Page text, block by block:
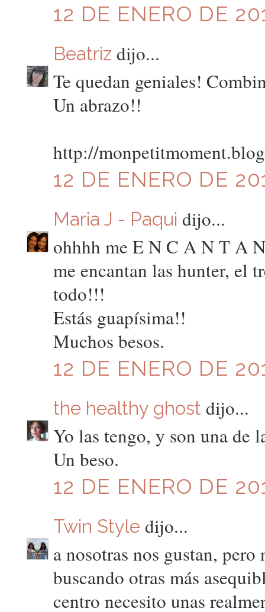
12 DE ENERO DE
Beatriz dijo...
Te quedan geniales!
Un abrazo!!
http://
12 DE ENERO DE
Maria J - Paqui dijo...
ohhhh me E N C A N T A
me encantan las hunter, el
todo!!!
Estás guapísima!!
Muchos besos.
12 DE ENERO DE
the healthy ghost dijo...
Yo las tengo, y son una de
Un beso.
12 DE ENERO DE
Twin Style dijo...
a nosotras nos gustan, pero
buscando otras más
centro necesito unas